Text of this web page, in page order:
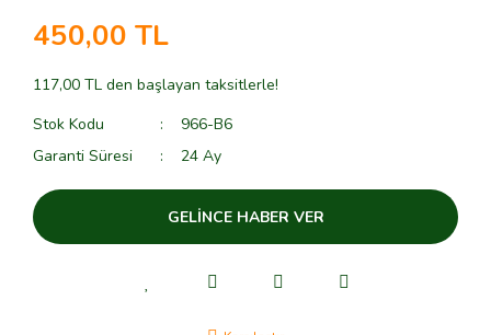
450,00 TL
117,00 TL den başlayan taksitlerle!
Stok Kodu
966-B6
Garanti Süresi
24 Ay
GELİNCE HABER VER